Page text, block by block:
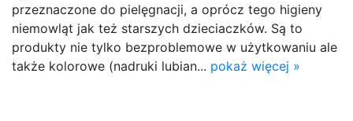
przeznaczone do pielęgnacji, a oprócz tego higieny
niemowląt jak też starszych dzieciaczków. Są to
produkty nie tylko bezproblemowe w użytkowaniu ale
także kolorowe (nadruki lubian... pokaż więcej »